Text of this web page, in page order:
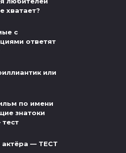
хватает?
с
ответят
или
по имени
знатоки
актёра — ТЕСТ